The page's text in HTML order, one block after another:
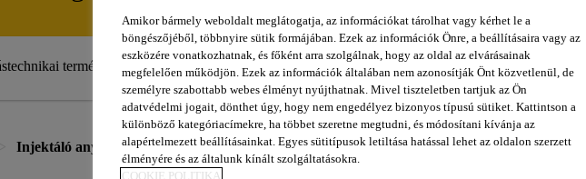
termékek Színpont Homlokzattervező Dokumentumok REACH Rólunk
Injektáló anyagok vízszigeteléshez Poliuretán gyanták SikaInject® AC-20 DE
Amikor bármely weboldalt meglátogatja, az információkat tárolhat vagy kérhet le a
böngészőjéből, többnyire sütik formájában. Ezek az információk Önre, a beállításaira vagy az
eszközére vonatkozhatnak, és főként arra szolgálnak, hogy az oldal az elvárásainak
megfelelően működjön. Ezek az információk általában nem azonosítják Önt közvetlenül, de
személyre szabottabb webes élményt nyújthatnak. Mivel tiszteletben tartjuk az Ön
adatvédelmi jogait, dönthet úgy, hogy nem engedélyez bizonyos típusú sütiket. Kattintson a
különböző kategóriacímekre, ha többet szeretne megtudni, és módosítani kívánja az
alapértelmezett beállításainkat. Egyes sütitípusok letiltása hatással lehet az oldalon szerzett
élményére és az általunk kínált szolgáltatásokra.
COOKIE POLITIKA